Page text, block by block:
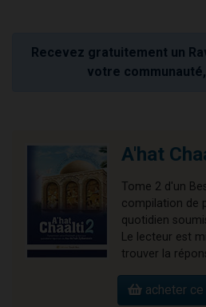
Recevez gratuitement un
votre
A'hat
Tome 2 d'un
compilation de
quotidien
Le lecteur est
trouver la
acheter ce